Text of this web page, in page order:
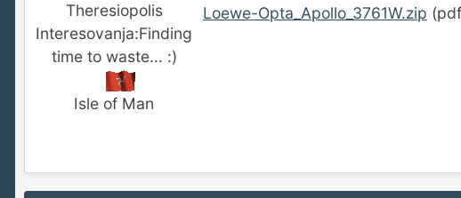
Theresiopolis
Interesovanja:Finding
time to waste... :)
Isle of Man
Loewe-Opta_Apollo_3761W.zip